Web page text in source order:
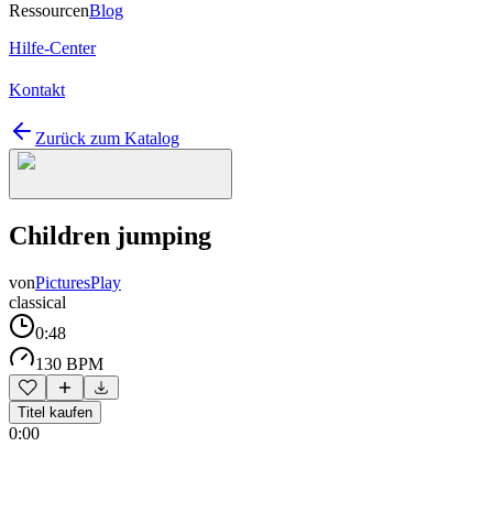
RessourcenBlog
Hilfe-Center
Kontakt
Zurück zum Katalog
Children jumping
vonPicturesPlay
classical
0:48
130 BPM
Titel kaufen
0:00